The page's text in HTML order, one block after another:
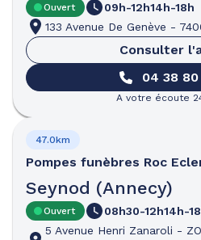
Ouvert 09h-12h14h-18h
133 Avenue De Genève -
Consulter
04 38
A votre écoute
Pompes funèbres Roc
Seynod (Annecy)
47.0km
Ouvert 08h30-12h14h-
5 Avenue Henri Zanaroli -